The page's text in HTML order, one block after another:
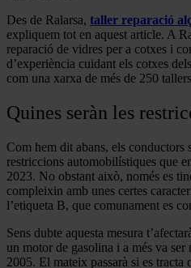
Des de Ralarsa, taller reparació
expliquem tot en aquest article. A
reparació de vidres per a cotxes i
d’experiència cuidant els cotxes
com una xarxa de més de 250
Quines seràn les
Com hem dit abans, els conductors
restriccions automobilístiques que
2023. No obstant això, només es
compleixin amb unes certes
l’etiqueta B, que comunament es
Sens dubte aquesta mesura
un motor de gasolina i a més va
2005. El mateix passarà si es tracta